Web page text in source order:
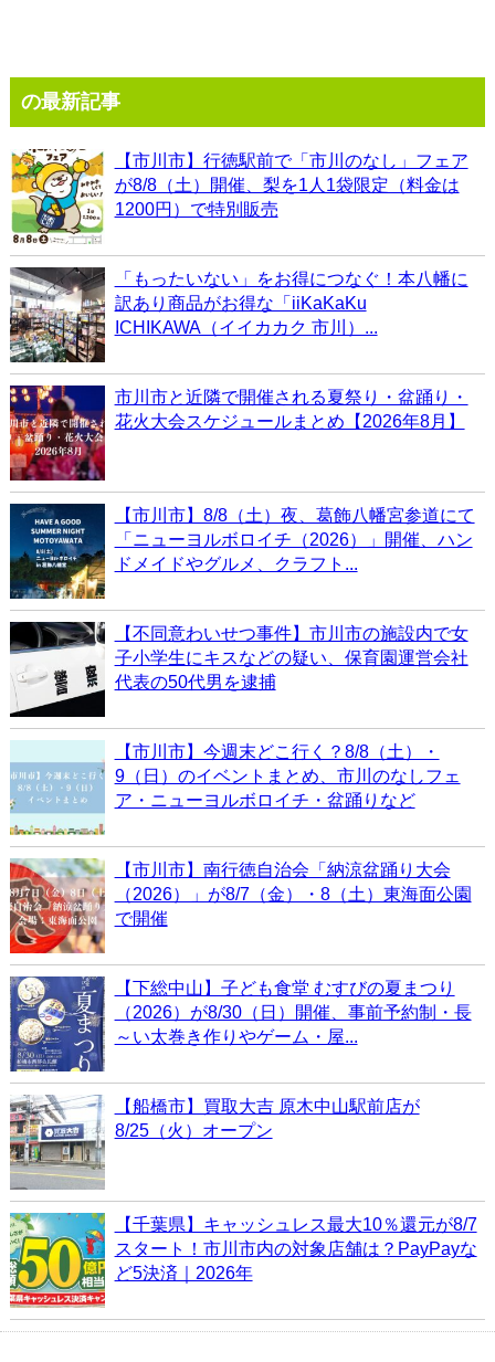
の最新記事
【市川市】行徳駅前で「市川のなし」フェア
が8/8（土）開催、梨を1人1袋限定（料金は
1200円）で特別販売
「もったいない」をお得につなぐ！本八幡に
訳あり商品がお得な「iiKaKaKu
ICHIKAWA（イイカカク 市川）...
市川市と近隣で開催される夏祭り・盆踊り・
花火大会スケジュールまとめ【2026年8月】
【市川市】8/8（土）夜、葛飾八幡宮参道にて
「ニューヨルボロイチ（2026）」開催、ハン
ドメイドやグルメ、クラフト...
【不同意わいせつ事件】市川市の施設内で女
子小学生にキスなどの疑い、保育園運営会社
代表の50代男を逮捕
【市川市】今週末どこ行く？8/8（土）・
9（日）のイベントまとめ、市川のなしフェ
ア・ニューヨルボロイチ・盆踊りなど
【市川市】南行徳自治会「納涼盆踊り大会
（2026）」が8/7（金）・8（土）東海面公園
で開催
【下総中山】子ども食堂 むすびの夏まつり
（2026）が8/30（日）開催、事前予約制・長
～い太巻き作りやゲーム・屋...
【船橋市】買取大吉 原木中山駅前店が
8/25（火）オープン
【千葉県】キャッシュレス最大10％還元が8/7
スタート！市川市内の対象店舗は？PayPayな
ど5決済｜2026年